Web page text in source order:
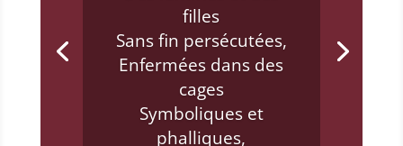
filles
Sans fin persécutées,
Enfermées dans des
cages
Symboliques et
phalliques,
regard,
On questionne tes
gestes,
Tes mots et ta
mémoire.
On ne veut pas te